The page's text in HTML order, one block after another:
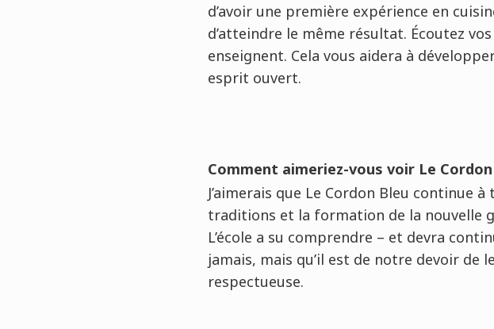
d’avoir une première expérience en
d’atteindre le même résultat. Écoutez
enseignent. Cela vous aidera à
esprit ouvert.
Comment aimeriez-vous voir Le
J’aimerais que Le Cordon Bleu continue
traditions et la formation de la nouvelle
L’école a su comprendre – et devra
jamais, mais qu’il est de notre devoir
respectueuse.